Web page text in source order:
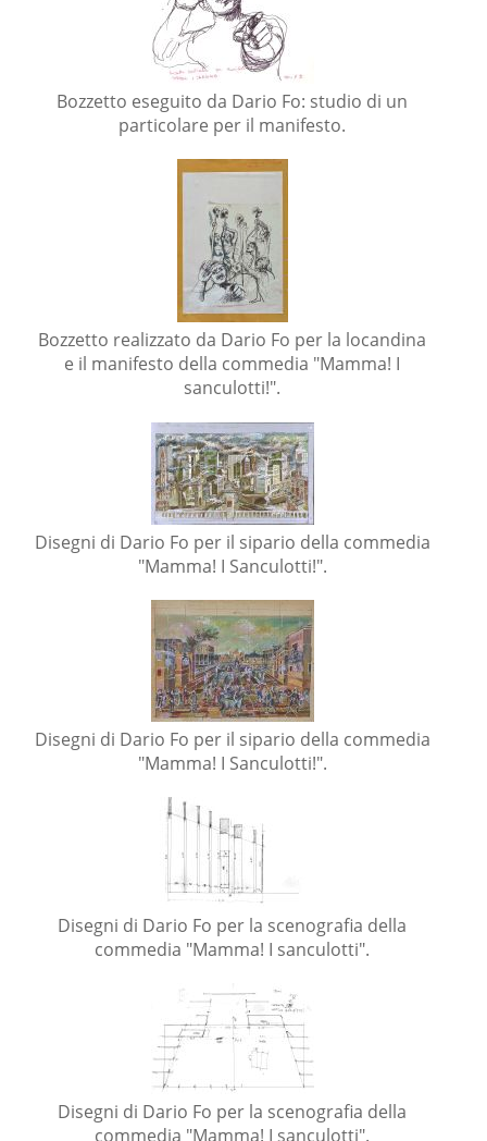
Bozzetto eseguito da Dario Fo: studio di un
particolare per il manifesto.
Bozzetto realizzato da Dario Fo per la locandina
e il manifesto della commedia "Mamma! I
sanculotti!".
Disegni di Dario Fo per il sipario della commedia
"Mamma! I Sanculotti!".
Disegni di Dario Fo per il sipario della commedia
"Mamma! I Sanculotti!".
Disegni di Dario Fo per la scenografia della
commedia "Mamma! I sanculotti".
Disegni di Dario Fo per la scenografia della
commedia "Mamma! I sanculotti".